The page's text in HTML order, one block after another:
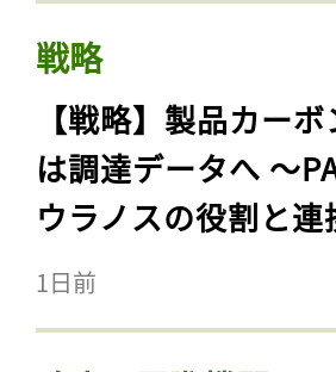
戦略
【戦略】製品カー
は調達データへ 〜
ウラノスの役割と連
1日前